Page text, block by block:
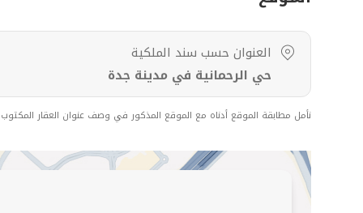
القيمه :مليون 350
العنوان حسب سند الملكية
حي الرحمانية في مدينة جدة
نأمل مطابقة الموقع أدناه مع الموقع المذكور في وصف عنوان العقار المكتوب